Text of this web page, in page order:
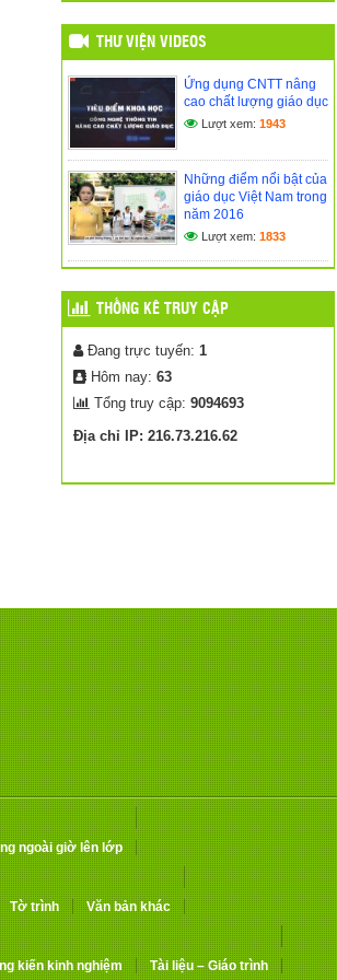
TIỂU HỌC KPĂ KLƠNG 🎉
(14/09/2025)
GIEO MẦM TRI THỨC
DƯỚI MÁI TRƯỜNG THÂN
YÊU
(27/05/2025)
THƯ VIỆN VIDEOS
Ứng dụng CNTT nâng
cao chất lượng giáo dục
Lượt xem: 1943
Những điểm nổi bật của
giáo dục Việt Nam trong
năm 2016
Lượt xem: 1833
THỐNG KÊ TRUY CẬP
Đang trực tuyến: 1
Hôm nay: 63
Tổng truy cập: 9094693
Địa chỉ IP: 216.73.216.62
ngoài giờ lên lớp
Tờ trình
Văn bản khác
kiến kinh nghiệm Tài liệu – Giáo trình